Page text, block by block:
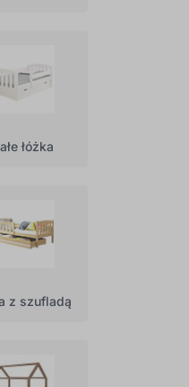
łóżka
z szufladą